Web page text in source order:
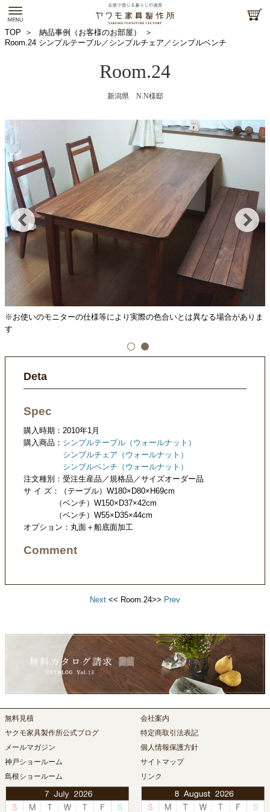
TOP
納品事例（お客様のお部屋）
Room.24 シンプルテーブル／シンプルチェア／シンプルベンチ
Room.24
新潟県 N.N様邸
※お使いのモニターの仕様等により実際の色合いとは異なる場合がありま
す
Deta
Spec
購入時期：2010年1月
購入商品： シンプルテーブル（ウォールナット）
シンプルチェア（ウォールナット）
シンプルベンチ（ウォールナット）
注文種別：受注生産品／規格品／サイズオーダー品
サ イ ズ：（テーブル）W180×D80×H69cm
（ベンチ）W150×D37×42cm
（ベンチ）W55×D35×44cm
オプション：丸面＋船底面加工
Comment
Next << Room.24>> Prev
無料見積
ヤクモ家具製作所公式ブログ
メールマガジン
神戸ショールーム
島根ショールーム
会社案内
特定商取引法表記
個人情報保護方針
サイトマップ
リンク